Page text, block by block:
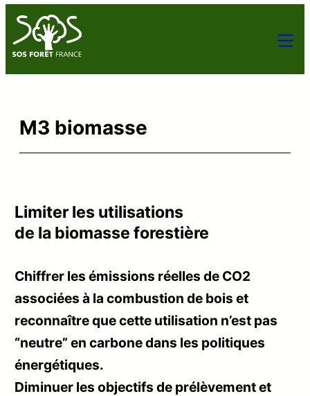
M3 biomasse
Limiter les utilisations
de la biomasse forestière
Chiffrer les émissions réelles de CO2
associées à la combustion de bois et
reconnaître que cette utilisation n’est pas
“neutre” en carbone dans les politiques
énergétiques.
Diminuer les objectifs de prélèvement et